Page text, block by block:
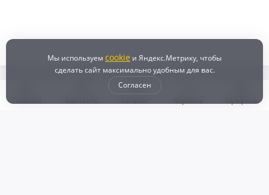
Мы используем cookie и Яндекс.Метрику, чтобы
сделать сайт максимально удобным для вас.
Согласен